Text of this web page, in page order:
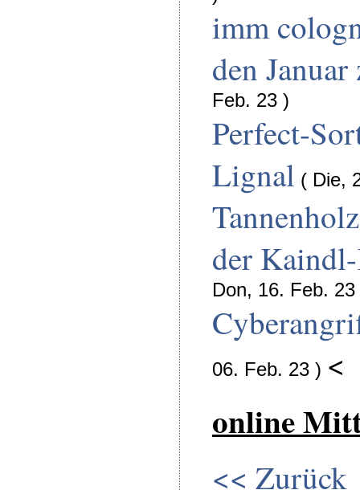
imm
den
Feb. 23 )
Perfect-
Lignal ( Die,
der
Don, 16. Feb. 23
06. Feb. 23 ) <
online
<< Zurück